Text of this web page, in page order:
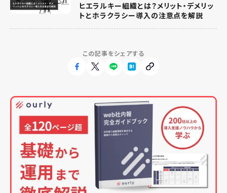
この記事をシェアする
ヒエラルキー組織とは？メリット・デメリッ
トとホラクラシー導入の注意点を解説